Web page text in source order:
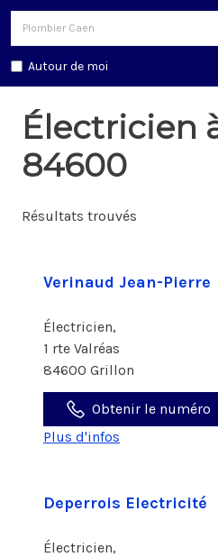
Autour de moi
Électricien
84600
Résultats trouvés
Verinaud Jean-Pierre
Électricien,
1 rte Valréas
84600 Grillon
Obtenir le numéro
Plus d'infos
Deperrois Electricité
Électricien,